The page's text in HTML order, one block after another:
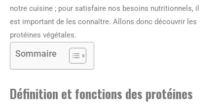
notre cuisine ; pour satisfaire nos besoins nutritionnels, il
est important de les connaître. Allons donc découvrir les
protéines végétales.
Sommaire
Définition et fonctions des protéines